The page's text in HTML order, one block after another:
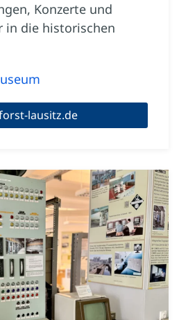
Konzerte und
in die historischen
lausitz.de